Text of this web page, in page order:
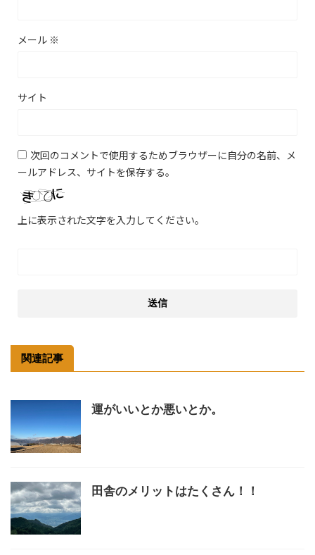
メール ※
サイト
次回のコメントで使用するためブラウザーに自分の名前、メ
ールアドレス、サイトを保存する。
上に表示された文字を入力してください。
関連記事
運がいいとか悪いとか。
田舎のメリットはたくさん！！